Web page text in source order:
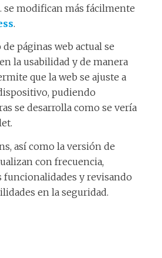
se modifican más fácilmente
.
páginas web actual se
la usabilidad y de manera
que la web se ajuste a
pudiendo
se desarrolla como se vería
así como la versión de
con frecuencia,
funcionalidades y revisando
en la seguridad.